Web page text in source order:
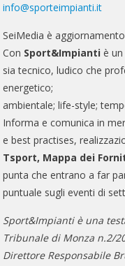
info@sporteimpianti.it
SeiMedia è
Con Sport&Impianti è
sia tecnico, ludico che
energetico;
ambientale; life-style;
Informa e comunica in
e best practises,
Tsport, Mappa dei
punta che entrano a far
puntuale sugli eventi di
Sport&Impianti è una
Tribunale di Monza n.2/
Direttore Responsabile